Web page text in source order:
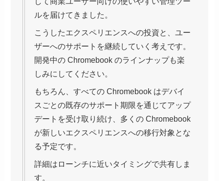
ルを届けてきました。
こうしたエクスペリエンスへの投資と、ユー
ザーへのサポートを継続していく考えです。
開発中の Chromebook のラインナップも楽
しみにしてください。
もちろん、すべての Chromebook はデバイ
スごとの既存のサポート期限を通じてアップ
デートを受け取り続け、多くの Chromebook
が新しいエクスペリエンスへの移行対象とな
る予定です。
詳細はローンチに近いタイミングで共有しま
す。